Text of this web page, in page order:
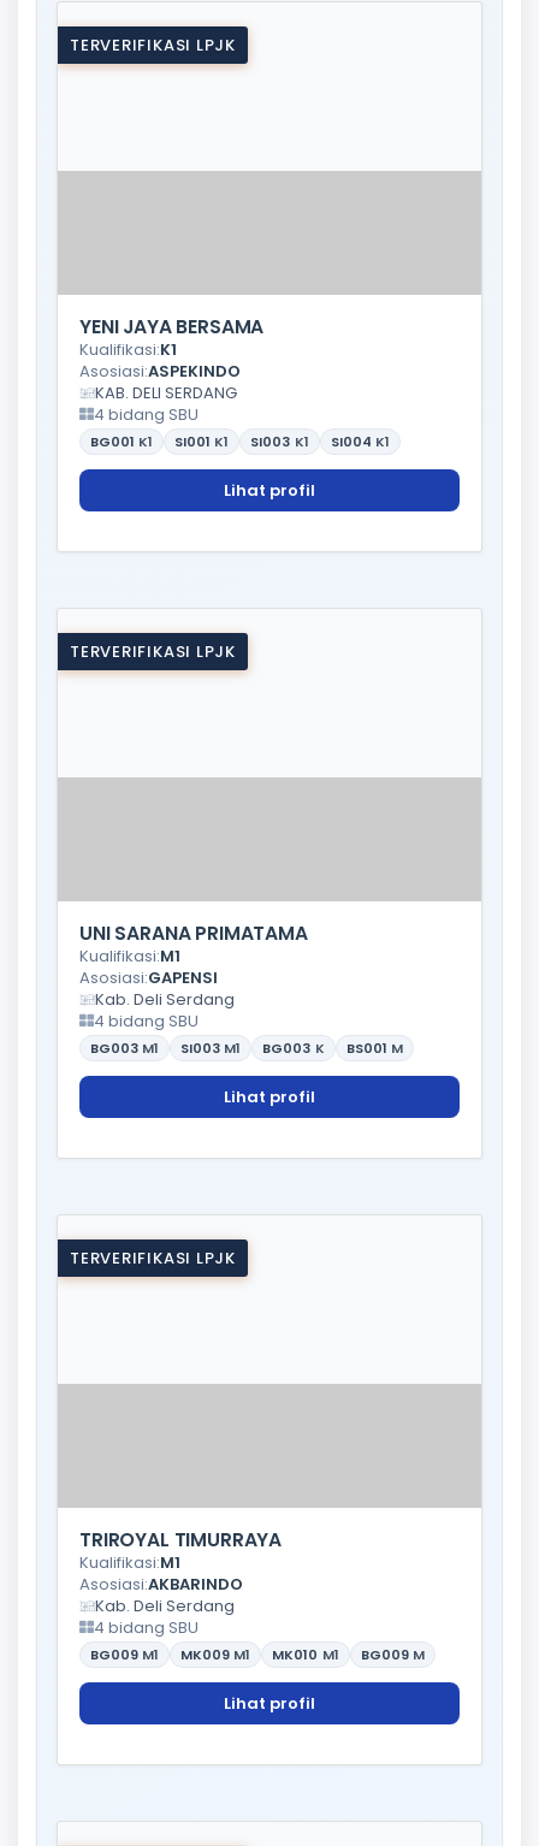
TERVERIFIKASI LPJK
YENI JAYA BERSAMA
Kualifikasi:K1
Asosiasi:ASPEKINDO
KAB. DELI SERDANG
4 bidang SBU
BG001 K1 SI001 K1 SI003 K1 SI004 K1
Lihat profil
TERVERIFIKASI LPJK
UNI SARANA PRIMATAMA
Kualifikasi:M1
Asosiasi:GAPENSI
Kab. Deli Serdang
4 bidang SBU
BG003 M1 SI003 M1 BG003 K BS001 M
Lihat profil
TERVERIFIKASI LPJK
TRIROYAL TIMURRAYA
Kualifikasi:M1
Asosiasi:AKBARINDO
Kab. Deli Serdang
4 bidang SBU
BG009 M1 MK009 M1 MK010 M1 BG009 M
Lihat profil